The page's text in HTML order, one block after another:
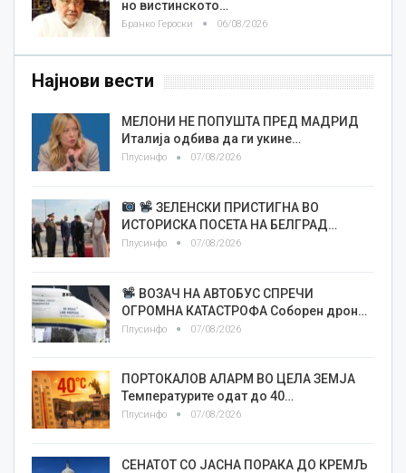
но вистинското…
Бранко Героски 06/08/2026
Најнови вести
МЕЛОНИ НЕ ПОПУШТА ПРЕД МАДРИД
Италија одбива да ги укине…
Плусинфо 07/08/2026
ЗЕЛЕНСКИ ПРИСТИГНА ВО
ИСТОРИСКА ПОСЕТА НА БЕЛГРАД…
Плусинфо 07/08/2026
ВОЗАЧ НА АВТОБУС СПРЕЧИ
ОГРОМНА КАТАСТРОФА Соборен дрон…
Плусинфо 07/08/2026
ПОРТОКАЛОВ АЛАРМ ВО ЦЕЛА ЗЕМЈА
Температурите одат до 40…
Плусинфо 07/08/2026
СЕНАТОТ СО ЈАСНА ПОРАКА ДО КРЕМЉ